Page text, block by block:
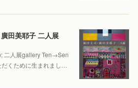
田美耶子 二人展
二人展gallery Ten→Sen
くために生まれまし…